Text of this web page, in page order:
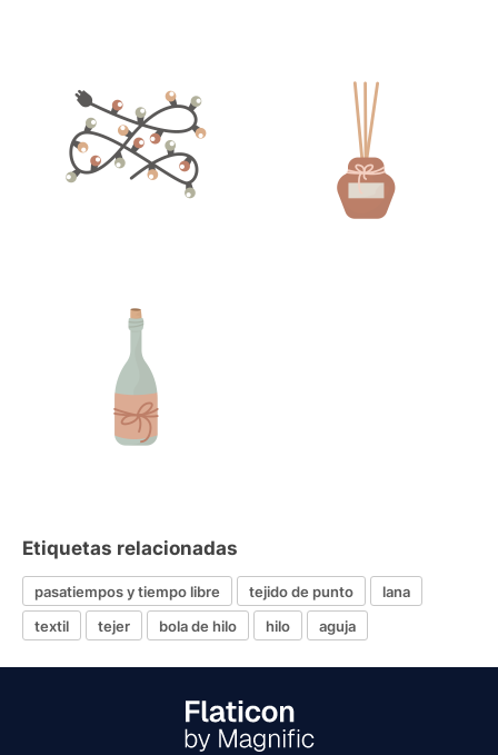
Etiquetas relacionadas
pasatiempos y tiempo libre tejido de punto
lana
textil
tejer bola de hilo hilo aguja